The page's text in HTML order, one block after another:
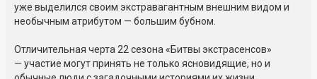
уже выделился своим экстравагантным внешним видом и
необычным атрибутом — большим бубном.
Отличительная черта 22 сезона «Битвы экстрасенсов»
— участие могут принять не только ясновидящие, но и